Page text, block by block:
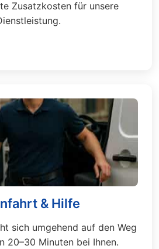
Zusatzkosten für unsere
& Hilfe
sich umgehend auf den Weg
20–30 Minuten bei Ihnen.